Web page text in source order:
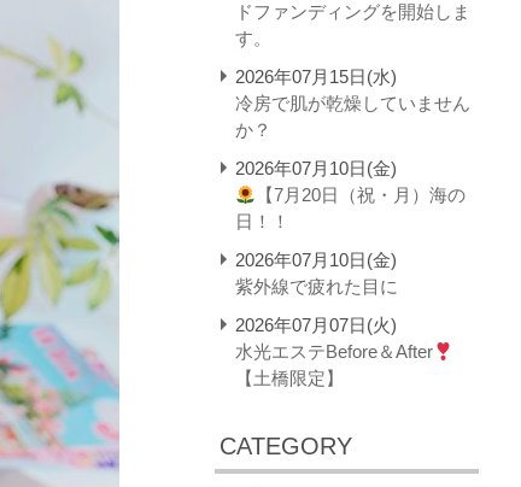
ドファンディングを開始しま
す。
2026年07月15日(水)
冷房で肌が乾燥していません
か？
2026年07月10日(金)
【7月20日（祝・月）海の
日！！
2026年07月10日(金)
紫外線で疲れた目に
2026年07月07日(火)
水光エステBefore＆After
【土橋限定】
CATEGORY